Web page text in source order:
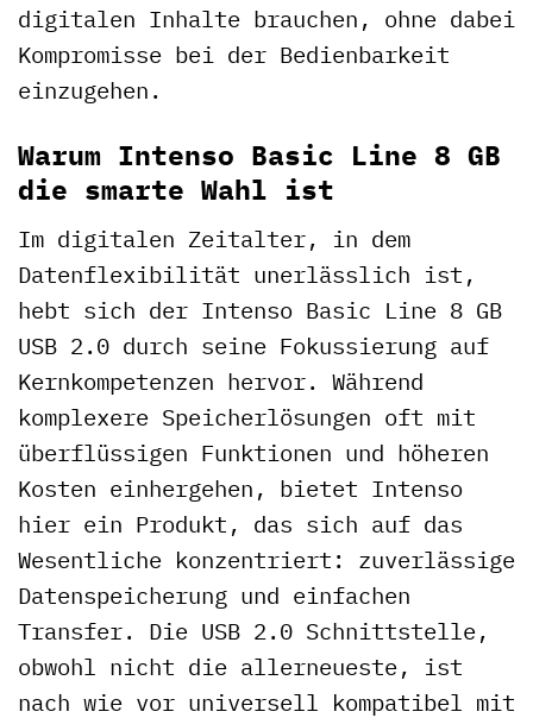
digitalen Inhalte brauchen, ohne dabei
Kompromisse bei der Bedienbarkeit
einzugehen.
Warum Intenso Basic Line 8 GB
die smarte Wahl ist
Im digitalen Zeitalter, in dem
Datenflexibilität unerlässlich ist,
hebt sich der Intenso Basic Line 8 GB
USB 2.0 durch seine Fokussierung auf
Kernkompetenzen hervor. Während
komplexere Speicherlösungen oft mit
überflüssigen Funktionen und höheren
Kosten einhergehen, bietet Intenso
hier ein Produkt, das sich auf das
Wesentliche konzentriert: zuverlässige
Datenspeicherung und einfachen
Transfer. Die USB 2.0 Schnittstelle,
obwohl nicht die allerneueste, ist
nach wie vor universell kompatibel mit